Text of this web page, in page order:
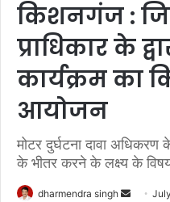
किशनगंज :
प्राधिकार के
कार्यक्रम का
आयोजन
मोटर दुर्घटना दावा अधिकरण
के भीतर करने के लक्ष्य के
dharmendra singh
Send